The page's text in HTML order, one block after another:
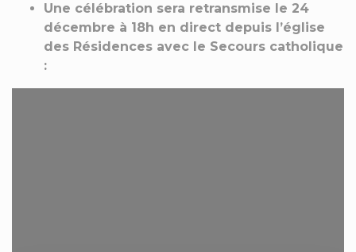
Une célébration sera retransmise le 24
décembre à 18h en direct depuis l’église
des Résidences avec le Secours catholique
: